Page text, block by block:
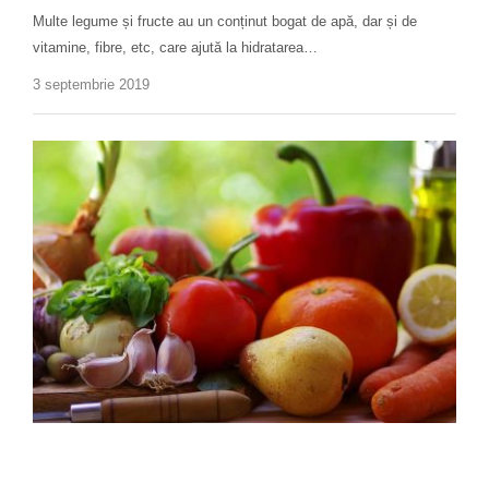
Multe legume și fructe au un conținut bogat de apă, dar și de
vitamine, fibre, etc, care ajută la hidratarea…
3 septembrie 2019